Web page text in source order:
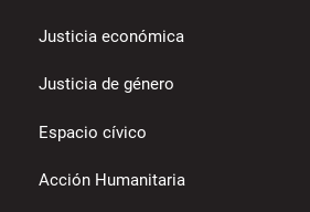
Justicia económica
Justicia de género
Espacio cívico
Acción Humanitaria